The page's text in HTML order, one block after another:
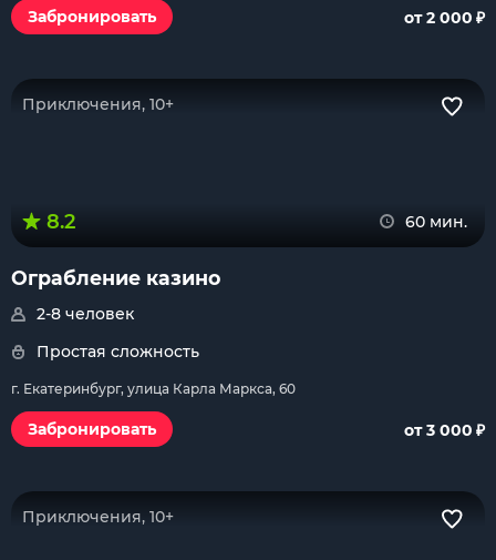
Забронировать от 2 000 ₽
Приключения, 10+
8.2 60 мин.
Ограбление казино
2-8 человек
Простая сложность
г. Екатеринбург, улица Карла Маркса, 60
Забронировать от 3 000 ₽
Приключения, 10+